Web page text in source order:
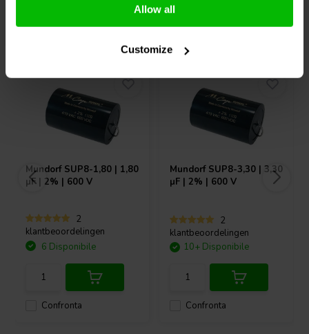
Allow all
Customize
Acquistati anche da altri
Mundorf SUP8-1,80 | 1,80
µF | 2% | 600 V
2
klantbeoordelingen
Confronta
6 Disponibile
Mundorf SUP8-3,30 | 3,30
µF | 2% | 600 V
2
klantbeoordelingen
Confronta
10+ Disponibile